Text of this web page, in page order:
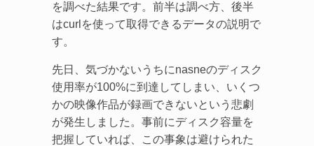
を調べた結果です。前半は調べ方、後半
はcurlを使って取得できるデータの説明で
す。
先日、気づかないうちにnasneのディスク
使用率が100%に到達してしまい、いくつ
かの映像作品が録画できないという悲劇
が発生しました。事前にディスク容量を
把握していれば、この事象は避けられた